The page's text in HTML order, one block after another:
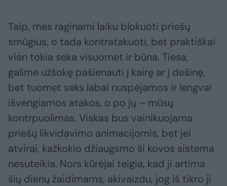
Taip, mes raginami laiku blokuoti priešų
smūgius, o tada kontratakuoti, bet praktiškai
vien tokia seka visuomet ir būna. Tiesa,
galime užšokę pašienauti į kairę ar į dešinę,
bet tuomet seks labai nuspėjamos ir lengvai
išvengiamos atakos, o po jų – mūsų
kontrpuolimas. Viskas bus vainikuojama
priešų likvidavimo animacijomis, bet jei
atvirai, kažkokio džiaugsmo ši kovos sistema
nesuteikia. Nors kūrėjai teigia, kad ji artima
šių dienų žaidimams, akivaizdu, jog iš tikro ji